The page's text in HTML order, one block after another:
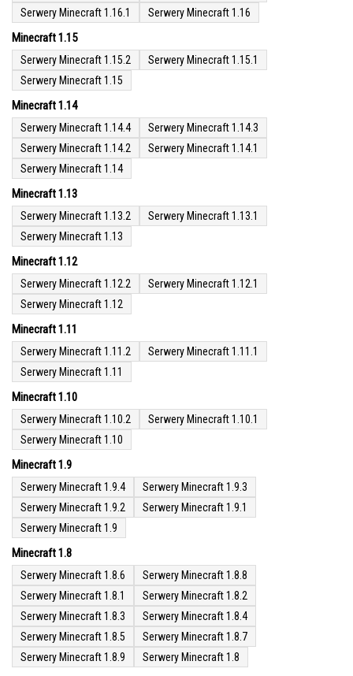
Serwery Minecraft 1.16.1
Serwery Minecraft 1.16
Minecraft 1.15
Serwery Minecraft 1.15.2
Serwery Minecraft 1.15.1
Serwery Minecraft 1.15
Minecraft 1.14
Serwery Minecraft 1.14.4
Serwery Minecraft 1.14.3
Serwery Minecraft 1.14.2
Serwery Minecraft 1.14.1
Serwery Minecraft 1.14
Minecraft 1.13
Serwery Minecraft 1.13.2
Serwery Minecraft 1.13.1
Serwery Minecraft 1.13
Minecraft 1.12
Serwery Minecraft 1.12.2
Serwery Minecraft 1.12.1
Serwery Minecraft 1.12
Minecraft 1.11
Serwery Minecraft 1.11.2
Serwery Minecraft 1.11.1
Serwery Minecraft 1.11
Minecraft 1.10
Serwery Minecraft 1.10.2
Serwery Minecraft 1.10.1
Serwery Minecraft 1.10
Minecraft 1.9
Serwery Minecraft 1.9.4
Serwery Minecraft 1.9.3
Serwery Minecraft 1.9.2
Serwery Minecraft 1.9.1
Serwery Minecraft 1.9
Minecraft 1.8
Serwery Minecraft 1.8.6
Serwery Minecraft 1.8.8
Serwery Minecraft 1.8.1
Serwery Minecraft 1.8.2
Serwery Minecraft 1.8.3
Serwery Minecraft 1.8.4
Serwery Minecraft 1.8.5
Serwery Minecraft 1.8.7
Serwery Minecraft 1.8.9
Serwery Minecraft 1.8